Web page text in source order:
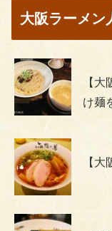
大阪ラーメン
【
け麺
【